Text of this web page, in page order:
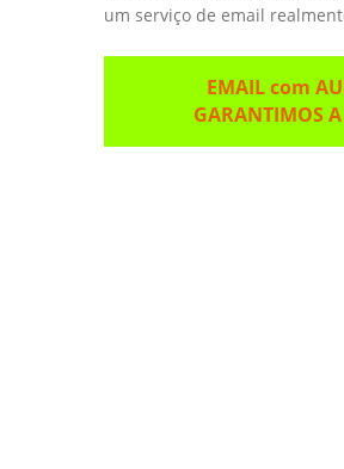
um serviço de email
EMAIL com
GARANTIMOS